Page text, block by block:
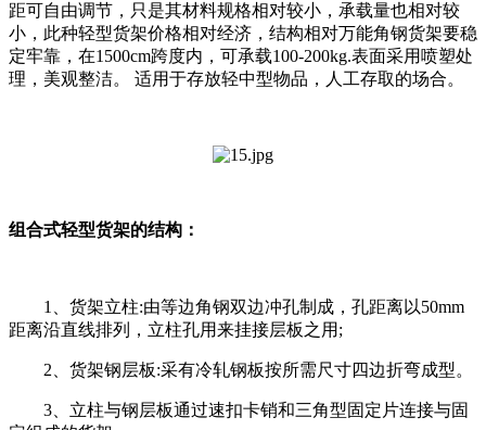
距可自由调节，只是其材料规格相对较小，承载量也相对较
小，此种轻型货架价格相对经济，结构相对万能角钢货架要稳
定牢靠，在1500cm跨度内，可承载100-200kg.表面采用喷塑处
理，美观整洁。 适用于存放轻中型物品，人工存取的场合。
组合式轻型货架的结构：
1、货架立柱:由等边角钢双边冲孔制成，孔距离以50mm
距离沿直线排列，立柱孔用来挂接层板之用;
2、货架钢层板:采有冷轧钢板按所需尺寸四边折弯成型。
3、立柱与钢层板通过速扣卡销和三角型固定片连接与固